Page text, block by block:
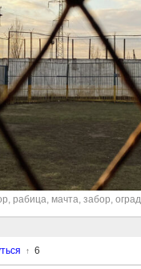
, рабица, мачта, забор,
↑ 6